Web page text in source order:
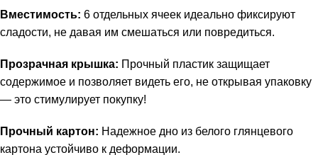
Вместимость: 6 отдельных ячеек идеально фиксируют
сладости, не давая им смешаться или повредиться.
Прозрачная крышка: Прочный пластик защищает
содержимое и позволяет видеть его, не открывая упаковку
— это стимулирует покупку!
Прочный картон: Надежное дно из белого глянцевого
картона устойчиво к деформации.